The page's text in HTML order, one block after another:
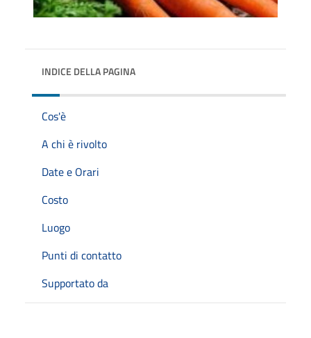
INDICE DELLA PAGINA
Cos'è
A chi è rivolto
Date e Orari
Costo
Luogo
Punti di contatto
Supportato da